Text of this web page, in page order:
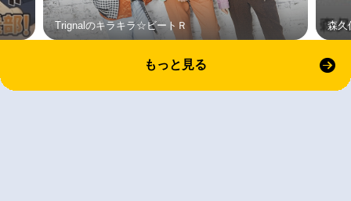
Trignalのキラキラ☆ビートＲ 森久
もっと見る